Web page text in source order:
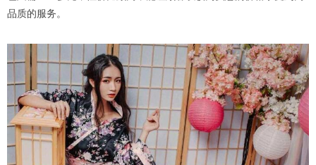
品质的服务。